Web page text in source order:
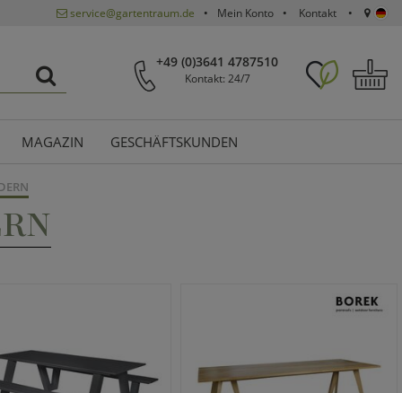
service@gartentraum.de Mein Konto Kontakt
+49 (0)3641 4787510
Kontakt: 24/7
MAGAZIN GESCHÄFTSKUNDEN